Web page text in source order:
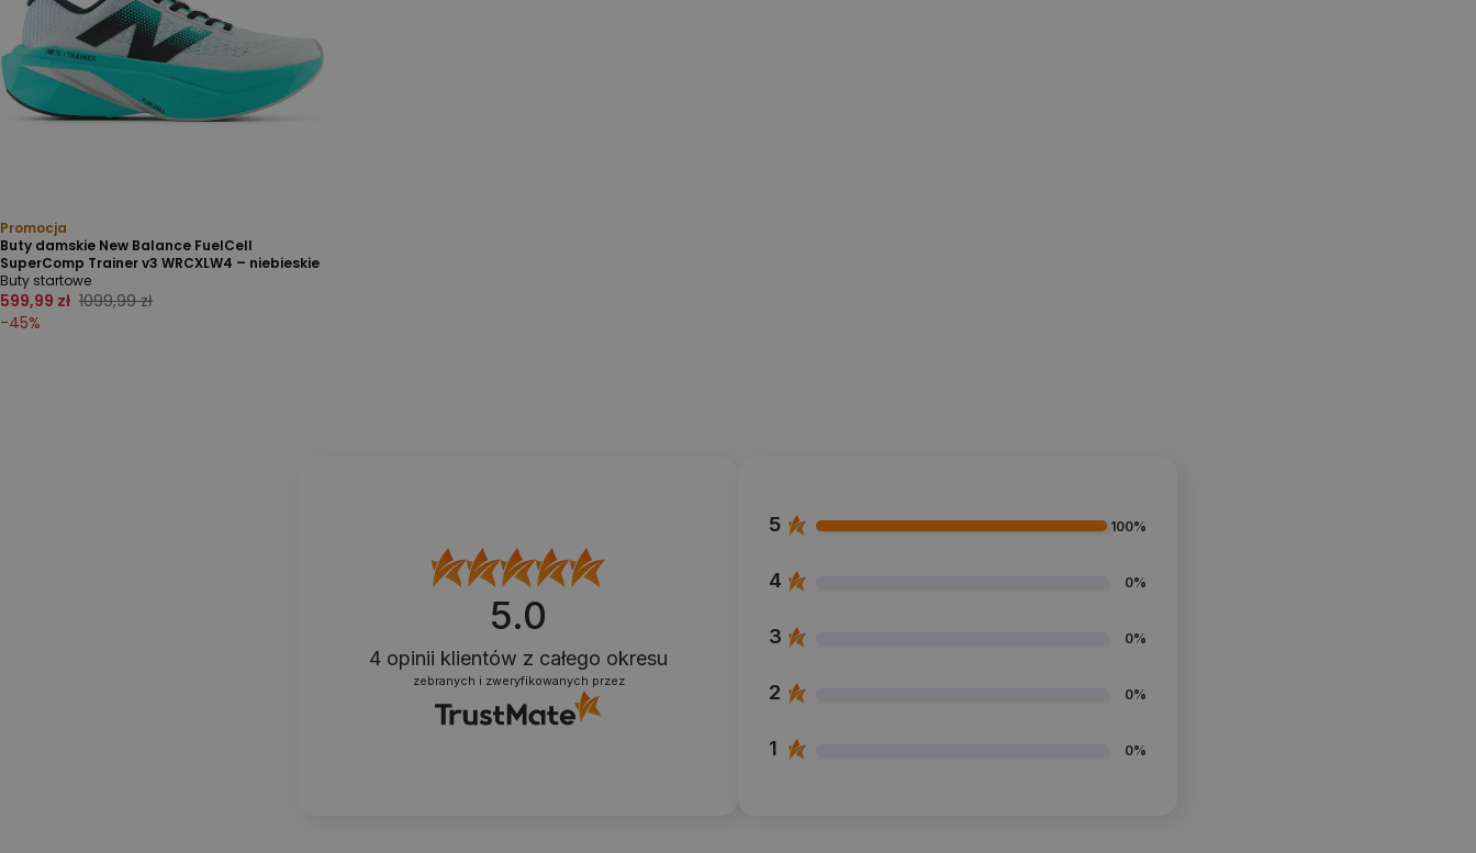
Promocja
Buty damskie New Balance FuelCell
SuperComp Trainer v3 WRCXLW4 – niebieskie
Buty startowe
599,99 zł 1099,99 zł
-45%
5.0
4 opinii klientów z całego okresu
zebranych i zweryfikowanych przez
5 100%
4 0%
3 0%
2 0%
1 0%